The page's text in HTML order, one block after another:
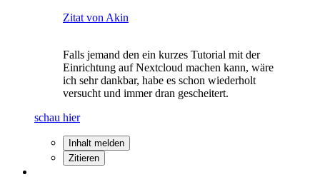
Zitat von Akin
Falls jemand den ein kurzes Tutorial mit der
Einrichtung auf Nextcloud machen kann, wäre
ich sehr dankbar, habe es schon wiederholt
versucht und immer dran gescheitert.
schau hier
Inhalt melden
Zitieren